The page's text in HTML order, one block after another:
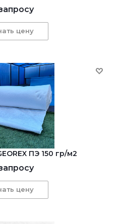
цену
ПЭ 150 гр/м2
цену